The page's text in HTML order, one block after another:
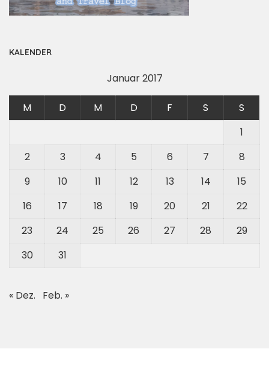
KALENDER
Januar 2017
M D M D F S
S
1
2
3 4 5 6 7
8
9
10 11 12 13 14
15
16
17 18 19 20 21
22
23
24 25 26 27 28
29
30
31
« Dez. Feb. »